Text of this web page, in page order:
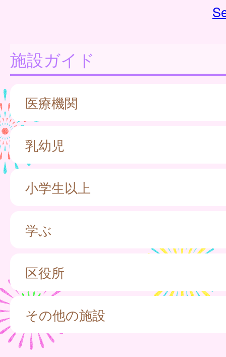
施設ガイド
医療機関
乳幼児
小学生以上
学ぶ
区役所
その他の施設